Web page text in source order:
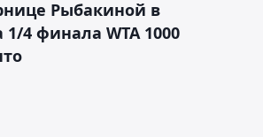
Рыбакиной в
1/4 финала WTA 1000